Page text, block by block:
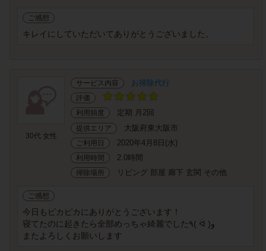
ご感想
キレイにしていただいてありがとうございました。
30代 女性
サービス内容 お掃除代行
評価
利用頻度
定期 月2回
提供エリア 大阪府東大阪市
ご利用日 2020年4月8日(水)
利用時間 2.0時間
掃除場所 リビング 部屋 廊下 玄関 その他
ご感想
今日もピカピカにありがとうございます！
寝てたのに起きたら全部めっちゃ綺麗でした٩( ᐛ )و
またよろしくお願いします